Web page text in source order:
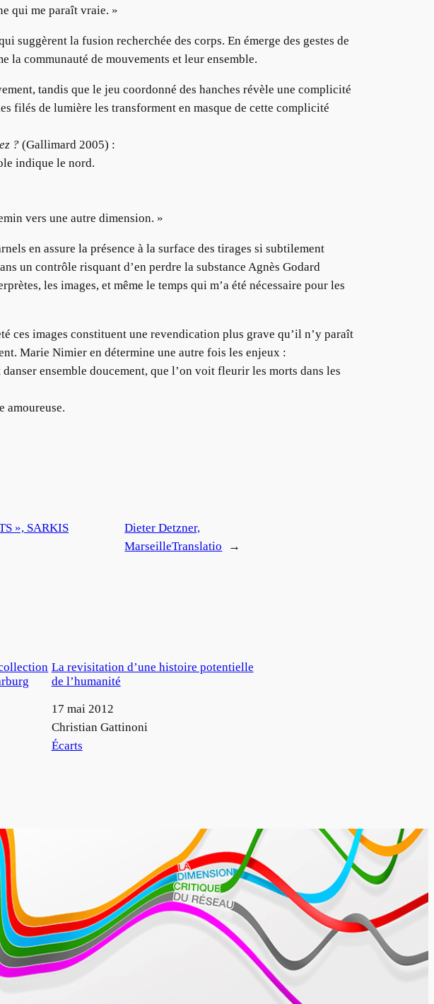
qui me paraît vraie. »
suggèrent la fusion recherchée des corps. En émerge des gestes de
la communauté de mouvements et leur ensemble.
tandis que le jeu coordonné des hanches révèle une complicité
filés de lumière les transforment en masque de cette complicité
? (Gallimard 2005) :
indique le nord.
vers une autre dimension. »
en assure la présence à la surface des tirages si subtilement
un contrôle risquant d’en perdre la substance Agnès Godard
les images, et même le temps qui m’a été nécessaire pour les
ces images constituent une revendication plus grave qu’il n’y paraît
Marie Nimier en détermine une autre fois les enjeux :
ensemble doucement, que l’on voit fleurir les morts dans les
amoureuse.
», SARKIS
Dieter Detzner,
MarseilleTranslatio
→
La revisitation d’une histoire potentielle
de l’humanité
Date
17 mai 2012
Auteur
Christian Gattinoni
Par rapport à
Écarts